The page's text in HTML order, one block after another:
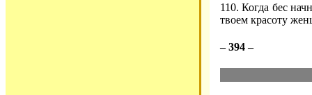
110. Когда бес
твоем красоту
– 394 –